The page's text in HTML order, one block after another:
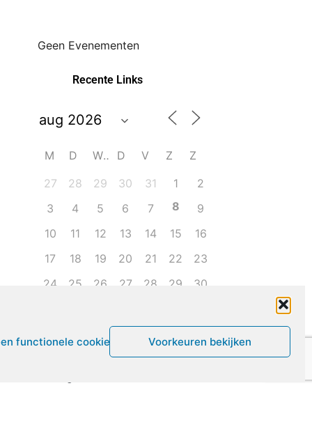
functionele cookies Voorkeuren bekijken
Geen Evenementen
Recente Links
M D W D V Z
Z
27
28 29 30 31 1
2
3
4 5 6 7 8
9
10
11 12 13 14 15
16
17
18 19 20 21 22
23
24
25 26 27 28 29
30
Leven met ME/CVS en POTS